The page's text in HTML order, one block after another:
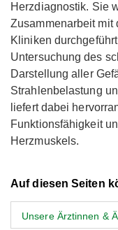
Herzdiagnostik. Sie
Zusammenarbeit mit
Kliniken
Untersuchung des
Darstellung aller
Strahlenbelastung
liefert dabei
Funktionsfähigkeit
Herzmuskels.
Auf diesen Seiten
Unsere Ärztinnen &